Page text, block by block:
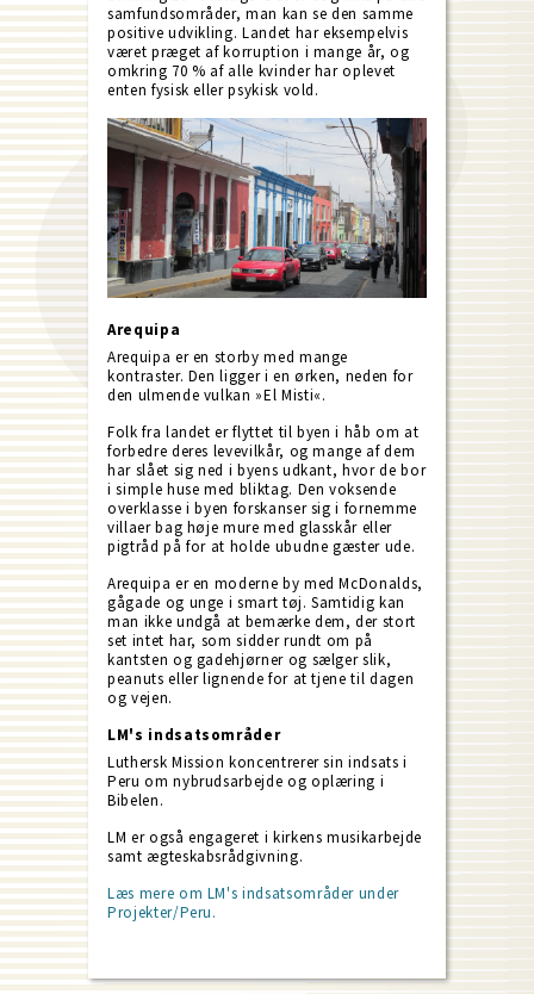
samfundsområder, man kan se den samme
positive udvikling. Landet har eksempelvis
været præget af korruption i mange år, og
omkring 70 % af alle kvinder har oplevet
enten fysisk eller psykisk vold.
Arequipa
Arequipa er en storby med mange
kontraster. Den ligger i en ørken, neden for
den ulmende vulkan »El Misti«.
Folk fra landet er flyttet til byen i håb om at
forbedre deres levevilkår, og mange af dem
har slået sig ned i byens udkant, hvor de bor
i simple huse med bliktag. Den voksende
overklasse i byen forskanser sig i fornemme
villaer bag høje mure med glasskår eller
pigtråd på for at holde ubudne gæster ude.
Arequipa er en moderne by med McDonalds,
gågade og unge i smart tøj. Samtidig kan
man ikke undgå at bemærke dem, der stort
set intet har, som sidder rundt om på
kantsten og gadehjørner og sælger slik,
peanuts eller lignende for at tjene til dagen
og vejen.
LM's indsatsområder
Luthersk Mission koncentrerer sin indsats i
Peru om nybrudsarbejde og oplæring i
Bibelen.
LM er også engageret i kirkens musikarbejde
samt ægteskabsrådgivning.
Læs mere om LM's indsatsområder under
Projekter/Peru.